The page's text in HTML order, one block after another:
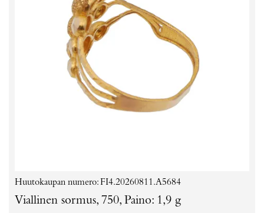
Huutokaupan numero: FI4.20260811.A5684
Viallinen sormus, 750, Paino: 1,9 g